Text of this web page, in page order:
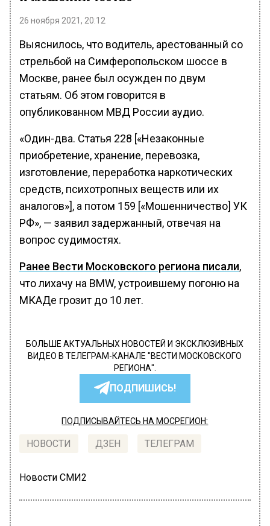
26 ноября 2021, 20:12
Выяснилось, что водитель, арестованный со
стрельбой на Симферопольском шоссе в
Москве, ранее был осужден по двум
статьям. Об этом говорится в
опубликованном МВД России аудио.
«Один-два. Статья 228 [«Незаконные
приобретение, хранение, перевозка,
изготовление, переработка наркотических
средств, психотропных веществ или их
аналогов»], а потом 159 [«Мошенничество] УК
РФ», — заявил задержанный, отвечая на
вопрос судимостях.
Ранее Вести Московского региона писали,
что лихачу на BMW, устроившему погоню на
МКАДе грозит до 10 лет.
БОЛЬШЕ АКТУАЛЬНЫХ НОВОСТЕЙ И ЭКСКЛЮЗИВНЫХ
ВИДЕО В ТЕЛЕГРАМ-КАНАЛЕ "ВЕСТИ МОСКОВСКОГО
РЕГИОНА".
ПОДПИШИСЬ!
ПОДПИСЫВАЙТЕСЬ НА МОСРЕГИОН:
НОВОСТИ ДЗЕН ТЕЛЕГРАМ
Новости СМИ2